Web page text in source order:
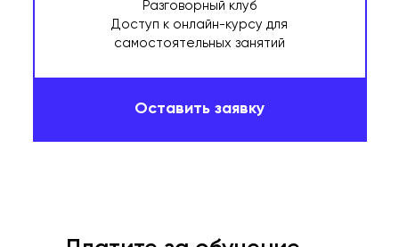
Разговорный клуб
Доступ к онлайн-курсу для
самостоятельных занятий
Оставить заявку